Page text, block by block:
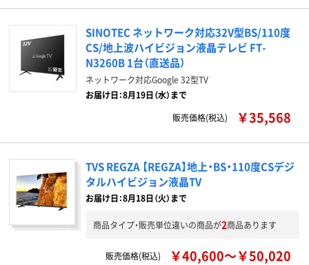
SINOTEC ネットワーク対応32V型BS/110度
CS/地上波ハイビジョン液晶テレビ FT-
N3260B 1台（直送品）
ネットワーク対応Google 32型TV
お届け日：8月19日（水）まで
販売価格(税込)
￥35,568
TVS REGZA 【REGZA】地上・BS・110度CSデジ
タルハイビジョン液晶TV
お届け日：8月18日（火）まで
商品タイプ・販売単位違いの商品が2商品あります
販売価格(税込) ￥40,600～￥50,020